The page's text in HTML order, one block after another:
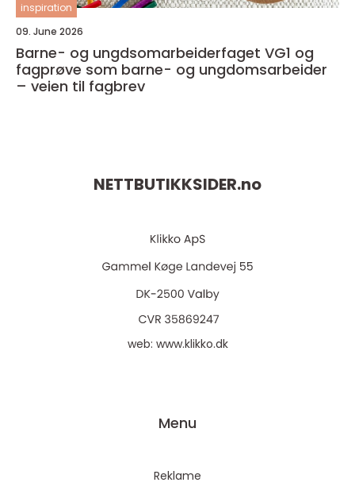
inspiration
09. June 2026
Barne- og ungdsomarbeiderfaget VG1 og
fagprøve som barne- og ungdomsarbeider
– veien til fagbrev
NETTBUTIKKSIDER.no
web: www.klikko.dk
Menu
Reklame